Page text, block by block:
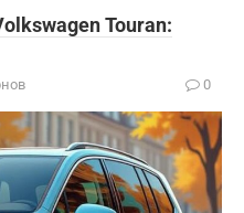
Touran:
0